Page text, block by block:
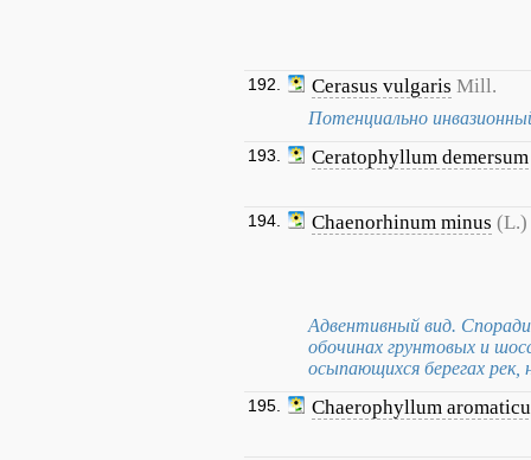
192. Cerasus vulgaris Mill.
Потенциально
193. Ceratophyllum demersum
194. Chaenorhinum minus (L.)
Адвентивный вид.
обочинах грунтовых и
осыпающихся берегах рек,
195. Chaerophyllum